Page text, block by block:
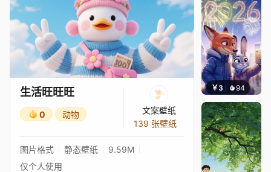
生活旺旺旺
0 动物
文案壁纸
139 张壁纸
图片格式 静态壁纸
9.59M
仅个人使用
￥3 94 Ruth